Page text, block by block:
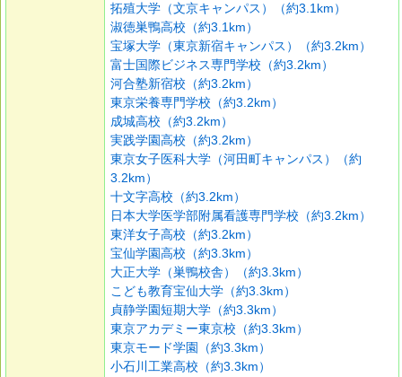
拓殖大学（文京キャンパス）（約3.1km）
淑徳巣鴨高校（約3.1km）
宝塚大学（東京新宿キャンパス）（約3.2km）
富士国際ビジネス専門学校（約3.2km）
河合塾新宿校（約3.2km）
東京栄養専門学校（約3.2km）
成城高校（約3.2km）
実践学園高校（約3.2km）
東京女子医科大学（河田町キャンパス）（約
3.2km）
十文字高校（約3.2km）
日本大学医学部附属看護専門学校（約3.2km）
東洋女子高校（約3.2km）
宝仙学園高校（約3.3km）
大正大学（巣鴨校舎）（約3.3km）
こども教育宝仙大学（約3.3km）
貞静学園短期大学（約3.3km）
東京アカデミー東京校（約3.3km）
東京モード学園（約3.3km）
小石川工業高校（約3.3km）